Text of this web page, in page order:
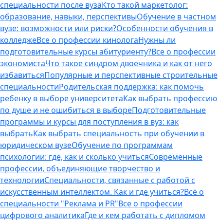
специальности после вузаКто такой маркетолог:
образование, навыки, перспективыОбучение в частном
вузе: возможности или риски?Особенности обучения в
колледжеВсе о профессии кинологаНужны ли
подготовительные курсы абитуриенту?Все о профессии
экономистаЧто такое синдром двоечника и как от него
избавитьсяПопулярные и перспективные строительные
специальностиРодительская поддержка: как помочь
ребенку в выборе университетаКак выбрать профессию
по душе и не ошибиться в выбореПодготовительные
программы и курсы для поступления в вуз: как
выбратьКак выбрать специальность при обучении в
юридическом вузеОбучение по программам
психологии: где, как и сколько учитьсяСовременные
профессии, объединяющие творчество и
технологииСпециальности, связанные с работой с
искусственным интеллектом. Как и где учиться?Всё о
специальности "Реклама и PR"Все о профессии
цифрового аналитикаГде и кем работать с дипломом